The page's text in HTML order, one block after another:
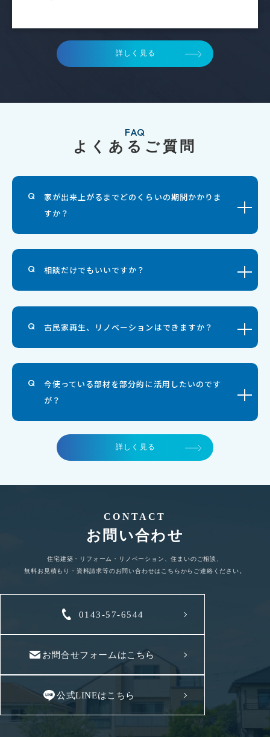
詳しく見る
FAQ
よくあるご質問
家が出来上がるまでどのくらいの期間かかりま
すか？
相談だけでもいいですか？
古民家再生、リノベーションはできますか？
今使っている部材を部分的に活用したいのです
が？
詳しく見る
CONTACT
お問い合わせ
住宅建築・リフォーム・リノベーション、住まいのご相談、
無料お見積もり・資料請求等のお問い合わせはこちらからご連絡ください。
0143-57-6544
お問合せフォームはこちら
公式LINEはこちら